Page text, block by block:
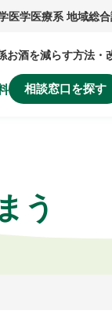
お酒を減らす方法・
相談窓口を探す
医学医療系 地域総
う